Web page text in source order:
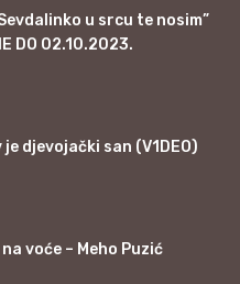
u srcu te nosim”
DO 02.10.2023.
djevojački san (V1DEO)
voće – Meho Puzić